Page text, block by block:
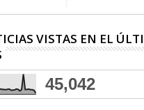
VISTAS EN EL
45,042